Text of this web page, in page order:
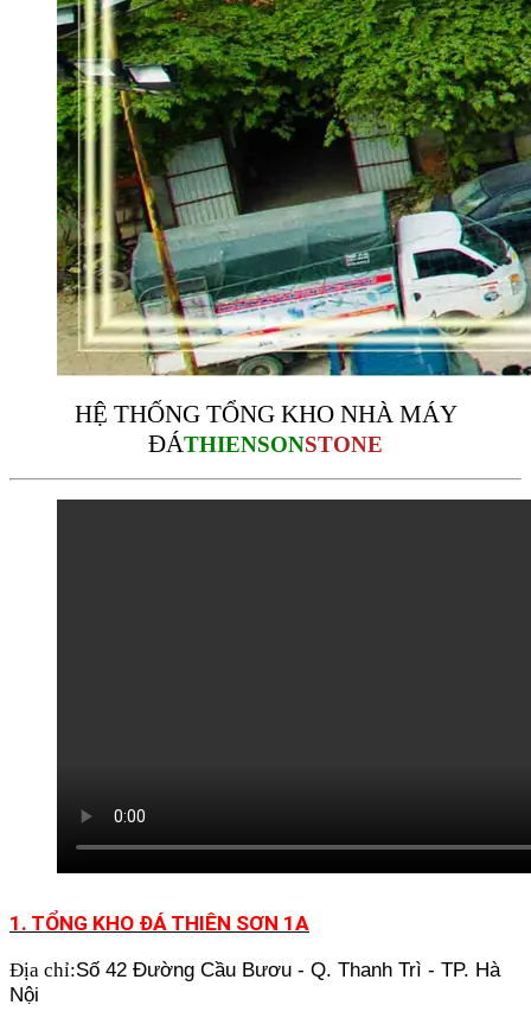
HỆ THỐNG TỔNG KHO NHÀ MÁY
ĐÁTHIENSONSTONE
1. TỔNG KHO ĐÁ THIÊN SƠN 1A
Địa chỉ:Số 42 Đường Cầu Bươu - Q. Thanh Trì - TP. Hà
Nội